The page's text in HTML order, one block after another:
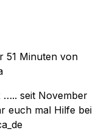
51 Minuten von
….. seit November
euch mal Hilfe bei